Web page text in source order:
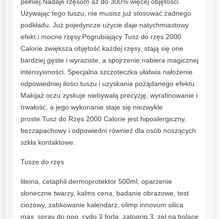
pełniej.Nadaje rzęsom aż do 300% więcej objętości.
Używając tego tuszu, nie musisz już stosować żadnego
podkładu. Już pojedyncze użycie daje natychmiastowy
efekt i mocne rzęsy.Pogrubiający Tusz do rzęs 2000
Calorie zwiększa objętość każdej rzęsy, stają się one
bardziej gęste i wyraziste, a spojrzenie nabiera magicznej
intensywności. Specjalna szczoteczka ułatwia nałożenie
odpowiedniej ilości tuszu i uzyskania pożądanego efektu.
Makijaż oczu zyskuje niebywałą precyzję, wyrafinowanie i
trwałość, a jego wykonanie staje się niezwykle
proste.Tusz do Rzęs 2000 Calorie jest hipoalergiczny,
bezzapachowy i odpowiedni również dla osób noszących
szkła kontaktowe.
Tusze do rzęs
liteina, cetaphil dermoprotektor 500ml, oparzenie
słoneczne twarzy, kalms cena, badanie obrazowe, test
ciozowy, zabkowanie kalendarz, olimp innovum silica
max, spray do nog, cydo 3 forte, zatogrip 3, zel na bolace